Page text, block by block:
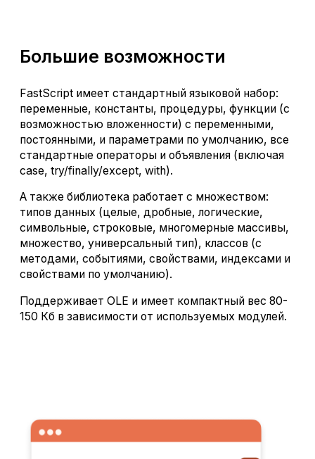
Большие возможности
FastScript имеет стандартный языковой набор:
переменные, константы, процедуры, функции (с
возможностью вложенности) с переменными,
постоянными, и параметрами по умолчанию, все
стандартные операторы и объявления (включая
case, try/finally/except, with).
А также библиотека работает с множеством:
типов данных (целые, дробные, логические,
символьные, строковые, многомерные массивы,
множество, универсальный тип), классов (с
методами, событиями, свойствами, индексами и
свойствами по умолчанию).
Поддерживает OLE и имеет компактный вес 80-
150 Кб в зависимости от используемых модулей.